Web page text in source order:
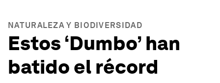
NATURALEZA Y BIODIVERSIDAD
Estos ‘Dumbo’ han
batido el récord